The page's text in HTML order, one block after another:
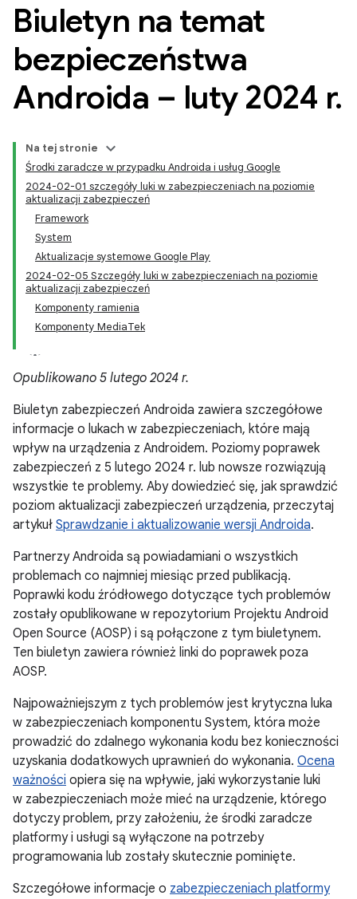
Biuletyn na temat
bezpieczeństwa
Androida – luty 2024 r.
Na tej stronie
Środki zaradcze w przypadku Androida i usług Google
2024-02-01 szczegóły luki w zabezpieczeniach na poziomie
aktualizacji zabezpieczeń
Framework
System
Aktualizacje systemowe Google Play
2024-02-05 Szczegóły luki w zabezpieczeniach na poziomie
aktualizacji zabezpieczeń
Komponenty ramienia
Komponenty MediaTek
Opublikowano 5 lutego 2024 r.
Biuletyn zabezpieczeń Androida zawiera szczegółowe
informacje o lukach w zabezpieczeniach, które mają
wpływ na urządzenia z Androidem. Poziomy poprawek
zabezpieczeń z 5 lutego 2024 r. lub nowsze rozwiązują
wszystkie te problemy. Aby dowiedzieć się, jak sprawdzić
poziom aktualizacji zabezpieczeń urządzenia, przeczytaj
artykuł Sprawdzanie i aktualizowanie wersji Androida.
Partnerzy Androida są powiadamiani o wszystkich
problemach co najmniej miesiąc przed publikacją.
Poprawki kodu źródłowego dotyczące tych problemów
zostały opublikowane w repozytorium Projektu Android
Open Source (AOSP) i są połączone z tym biuletynem.
Ten biuletyn zawiera również linki do poprawek poza
AOSP.
Najpoważniejszym z tych problemów jest krytyczna luka
w zabezpieczeniach komponentu System, która może
prowadzić do zdalnego wykonania kodu bez konieczności
uzyskania dodatkowych uprawnień do wykonania. Ocena
ważności opiera się na wpływie, jaki wykorzystanie luki
w zabezpieczeniach może mieć na urządzenie, którego
dotyczy problem, przy założeniu, że środki zaradcze
platformy i usługi są wyłączone na potrzeby
programowania lub zostały skutecznie pominięte.
Szczegółowe informacje o zabezpieczeniach platformy